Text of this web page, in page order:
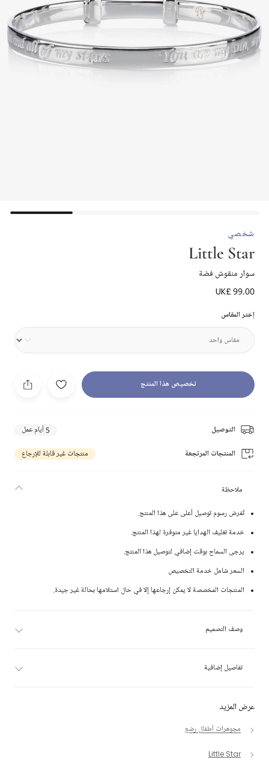
شخصي
Little Star
سوار منقوش فضة
UK£ 99.00
إختر المقاس
تخصيص هذا المنتج
التوصيل 5 أيام عمل
المنتجات المرتجعة منتجات غير قابلة للإرجاع
عرض المزيد
مجوهرات أطفال رضع
Little Star
ملاحظة
تُفرض رسوم توصيل أعلى على هذا المنتج.
خدمة تغليف الهدايا غير متوفرة لهذا المنتج.
يرجى السماح بوقت إضافي لتوصيل هذا المنتج.
السعر شامل خدمة التخصيص
المنتجات المخصصة لا يمكن إرجاعها إلا في حال استلامها بحالة غير جيدة.
وصف التصميم
تفاصيل إضافية